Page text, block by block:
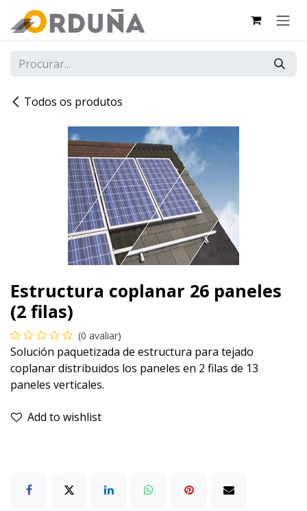
Todos os produtos
Estructura coplanar 26 paneles
(2 filas)
(0 avaliar)
Solución paquetizada de estructura para tejado
coplanar distribuidos los paneles en 2 filas de 13
paneles verticales.
Add to wishlist